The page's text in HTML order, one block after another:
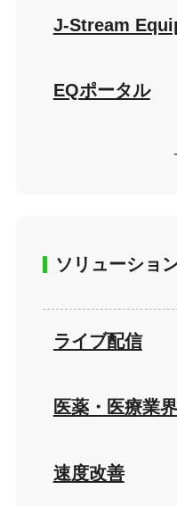
J-Stream
EQポータル
ソリューショ
ライブ配信
医薬・医療業
速度改善